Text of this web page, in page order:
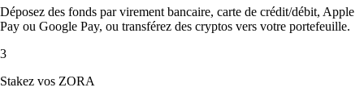
Déposez des fonds par virement bancaire, carte de crédit/débit, Apple
Pay ou Google Pay, ou transférez des cryptos vers votre portefeuille.
3
Stakez vos ZORA